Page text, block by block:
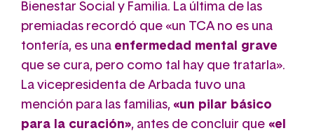
Bienestar Social y Familia. La última de las
premiadas recordó que «un TCAno es una
tontería, es una enfermedad mental grave
que se cura, pero como tal hay que tratarla».
La vicepresidenta de Arbada tuvo una
mención para las familias, «un pilar básico
para la curación», antes de concluir que «e